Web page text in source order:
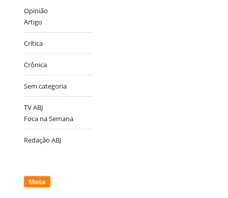
Opinião
Artigo
Crítica
Crônica
Sem categoria
TV ABJ
Foca na Semana
Redação ABJ
Meta